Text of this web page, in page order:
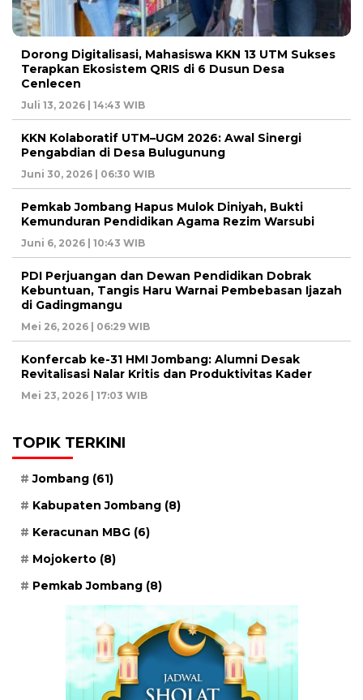
Dorong Digitalisasi, Mahasiswa KKN 13 UTM Sukses
Terapkan Ekosistem QRIS di 6 Dusun Desa
Cenlecen
Juli 13, 2026 | 14:43 WIB
KKN Kolaboratif UTM–UGM 2026: Awal Sinergi
Pengabdian di Desa Bulugunung
Juni 30, 2026 | 06:30 WIB
Pemkab Jombang Hapus Mulok Diniyah, Bukti
Kemunduran Pendidikan Agama Rezim Warsubi
Juni 6, 2026 | 10:43 WIB
PDI Perjuangan dan Dewan Pendidikan Dobrak
Kebuntuan, Tangis Haru Warnai Pembebasan Ijazah
di Gadingmangu
Mei 26, 2026 | 06:29 WIB
Konfercab ke-31 HMI Jombang: Alumni Desak
Revitalisasi Nalar Kritis dan Produktivitas Kader
Mei 23, 2026 | 17:03 WIB
TOPIK TERKINI
Jombang (61)
Kabupaten Jombang (8)
Keracunan MBG (6)
Mojokerto (8)
Pemkab Jombang (8)